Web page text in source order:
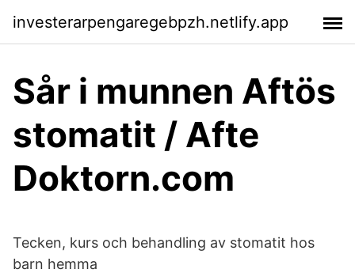
investerarpengaregebpzh.netlify.app
Sår i munnen Aftös
stomatit / Afte
Doktorn.com
Tecken, kurs och behandling av stomatit hos
barn hemma